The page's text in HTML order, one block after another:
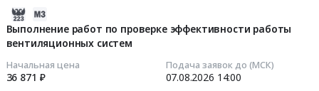
Выполнение работ по проверке эффективности работы
вентиляционных систем
Начальная цена
36 871 ₽
Подача заявок до (МСК)
07.08.2026 14:00